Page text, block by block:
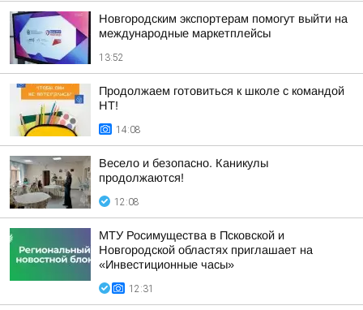
Новгородским экспортерам помогут выйти на
международные маркетплейсы
13:52
Продолжаем готовиться к школе с командой
НТ!
14:08
Весело и безопасно. Каникулы
продолжаются!
12:08
МТУ Росимущества в Псковской и
Новгородской областях приглашает на
«Инвестиционные часы»
12:31